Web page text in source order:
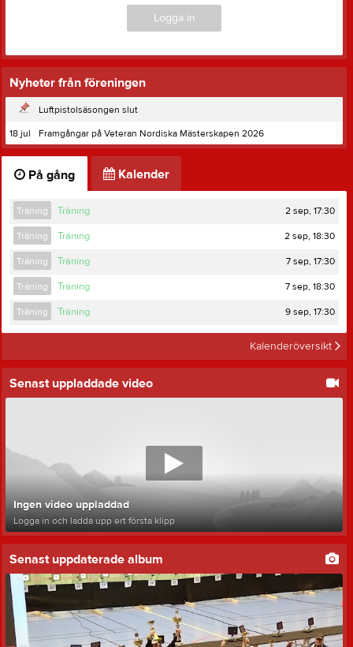
Logga in
Nyheter från föreningen
Luftpistolsäsongen slut
18 jul
Framgångar på Veteran Nordiska Mästerskapen 2026
På gång Kalender
Träning Träning 2 sep, 17:30
Träning Träning 2 sep, 18:30
Träning Träning 7 sep, 17:30
Träning Träning 7 sep, 18:30
Träning Träning 9 sep, 17:30
Kalenderöversikt
Senast uppladdade video
Ingen video uppladdad
Logga in och ladda upp ert första klipp
Senast uppdaterade album